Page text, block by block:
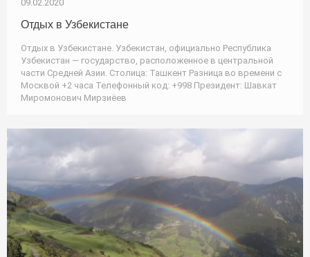
09.02.2020
Отдых в Узбекистане
Отдых в Узбекистане. Узбекистан, официально Республика
Узбекистан — государство, расположенное в центральной
части Средней Азии. Столица: Ташкент Разница во времени c
Москвой +2 часа Телефонный код: +998 Президент: Шавкат
Миромонович Мирзиёев